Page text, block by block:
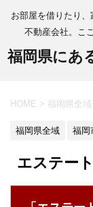
お部屋を借りたり
不動産会社。こ
福岡県にあ
HOME > 福岡県全域
福岡県全域 福岡
エステー